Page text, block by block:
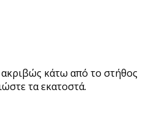
κάτω από το στήθος
τα εκατοστά.